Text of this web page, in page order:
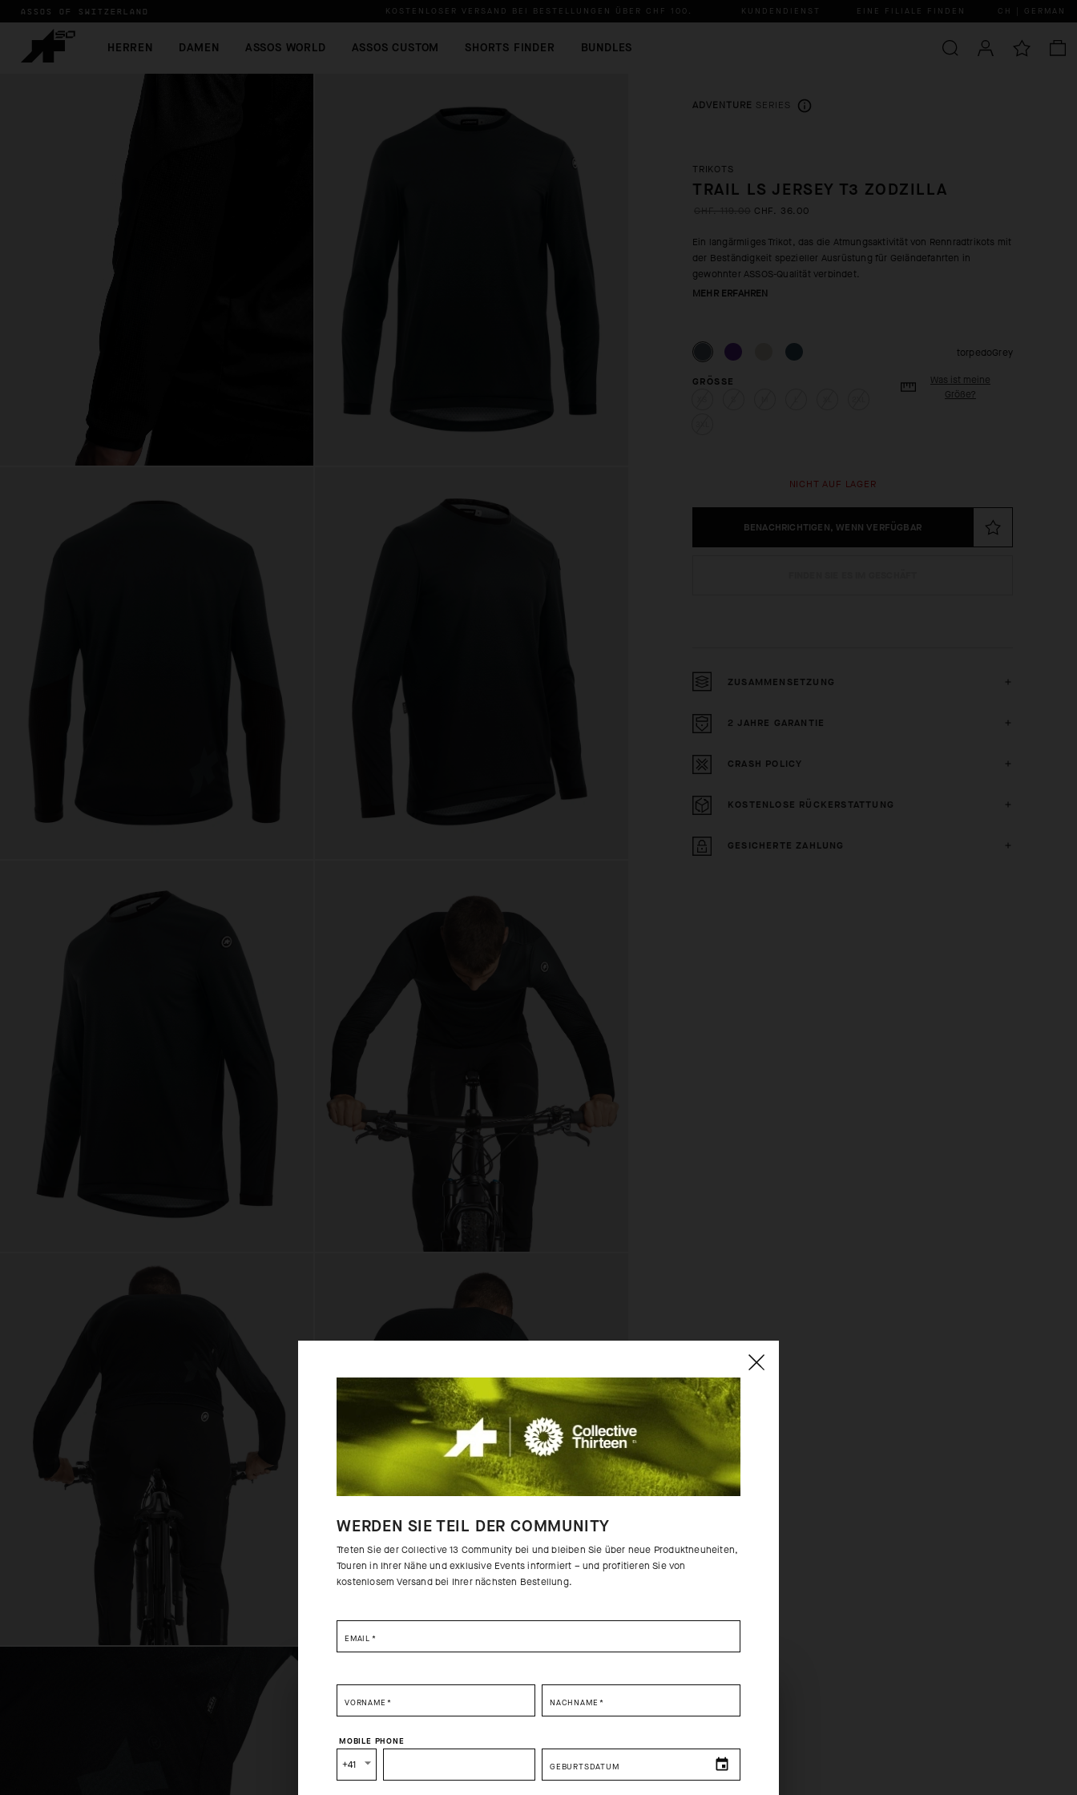
ASSOS OF SWITZERLAND KOSTENLOSER VERSAND BEI BESTELLUNGEN ÜBER CHF 100 . KUNDENDIENST EINE FILIALE FINDEN CH | GERMAN
HERREN DAMEN ASSOS WORLD ASSOS CUSTOM SHORTS FINDER BUNDLES
ADVENTURE SERIES
TRIKOTS
TRAIL LS JERSEY T3 ZODZILLA
CHF. 36.00
Ein langärmliges Trikot, das die Atmungsaktivität von Rennradtrikots mit
der Beständigkeit spezieller Ausrüstung für Geländefahrten in
gewohnter ASSOS-Qualität verbindet.
MEHR ERFAHREN
torpedoGrey
GRÖSSE
Was ist meine
Größe?
NICHT AUF LAGER
BENACHRICHTIGEN, WENN VERFÜGBAR
ZUSAMMENSETZUNG
2 JAHRE GARANTIE
CRASH POLICY
KOSTENLOSE RÜCKERSTATTUNG
GESICHERTE ZAHLUNG
SELECT YOUR COUNTRY
WERDEN SIE TEIL DER COMMUNITY
Treten Sie der Collective 13 Community bei und bleiben Sie über neue Produktneuheiten,
Touren in Ihrer Nähe und exklusive Events informiert – und profitieren Sie von
kostenlosem Versand bei Ihrer nächsten Bestellung.
EMAIL *
VORNAME * NACHNAME *
MOBILE PHONE
+41 GEBURTSDATUM